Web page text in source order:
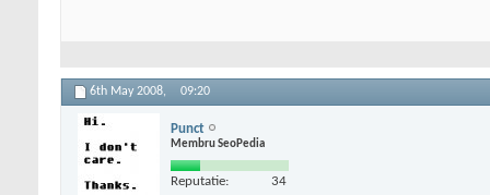
6th May 2008, 09:20
Punct
Membru SeoPedia
Reputatie: 34